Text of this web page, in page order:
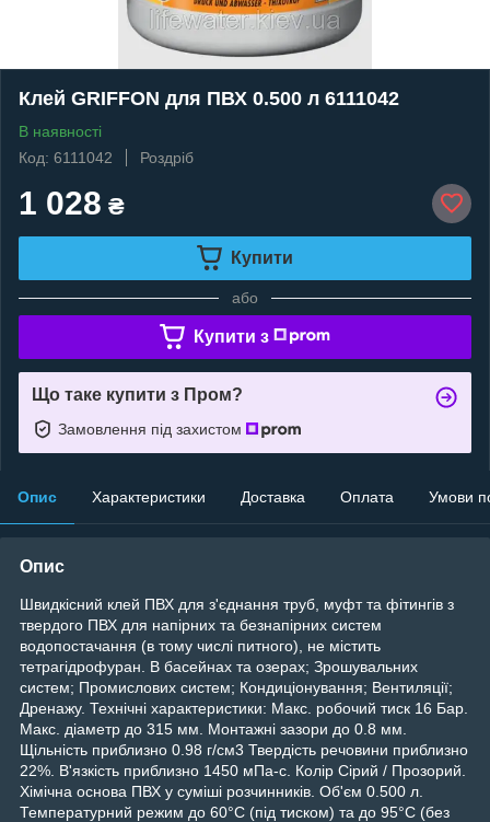
Клей GRIFFON для ПВХ 0.500 л 6111042
В наявності
Код: 6111042
Роздріб
1 028 ₴
Купити
або
Купити з
Що таке купити з Пром?
Замовлення під захистом
Опис Характеристики Доставка Оплата Умови
Опис
Швидкісний клей ПВХ для з'єднання труб, муфт та фітингів з
твердого ПВХ для напірних та безнапірних систем
водопостачання (в тому числі питного), не містить
тетрагідрофуран. В басейнах та озерах; Зрошувальних
систем; Промислових систем; Кондиціонування; Вентиляції;
Дренажу. Технічні характеристики: Maкс. робочий тиск 16 Бар.
Maкс. діаметр до 315 мм. Монтажні зазори до 0.8 мм.
Щільність приблизно 0.98 г/см3 Твердість речовини приблизно
22%. В'язкість приблизно 1450 мПа-с. Колір Сірий / Прозорий.
Хімічна основа ПВХ у суміші розчинників. Об'єм 0.500 л.
Температурний режим до 60°С (під тиском) та до 95°С (без